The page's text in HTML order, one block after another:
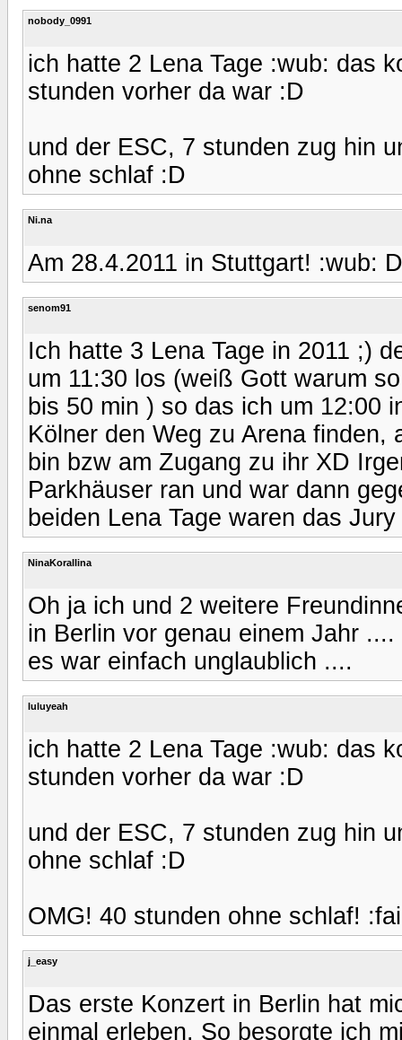
nobody_0991
ich hatte 2 Lena Tage :wub: das
stunden vorher da war :D
und der ESC, 7 stunden zug hin
ohne schlaf :D
Ni.na
Am 28.4.2011 in Stuttgart! :wub:
senom91
Ich hatte 3 Lena Tage in 2011 ;)
um 11:30 los (weiß Gott warum
bis 50 min ) so das ich um 12:00
Kölner den Weg zu Arena
bin bzw am Zugang zu ihr XD
Parkhäuser ran und war dann
beiden Lena Tage waren das
NinaKorallina
Oh ja ich und 2 weitere
in Berlin vor genau einem Jahr ....
es war einfach unglaublich ....
luluyeah
ich hatte 2 Lena Tage :wub: das
stunden vorher da war :D
und der ESC, 7 stunden zug hin
ohne schlaf :D
OMG! 40 stunden ohne schlaf!
j_easy
Das erste Konzert in Berlin hat
einmal erleben. So besorgte ich